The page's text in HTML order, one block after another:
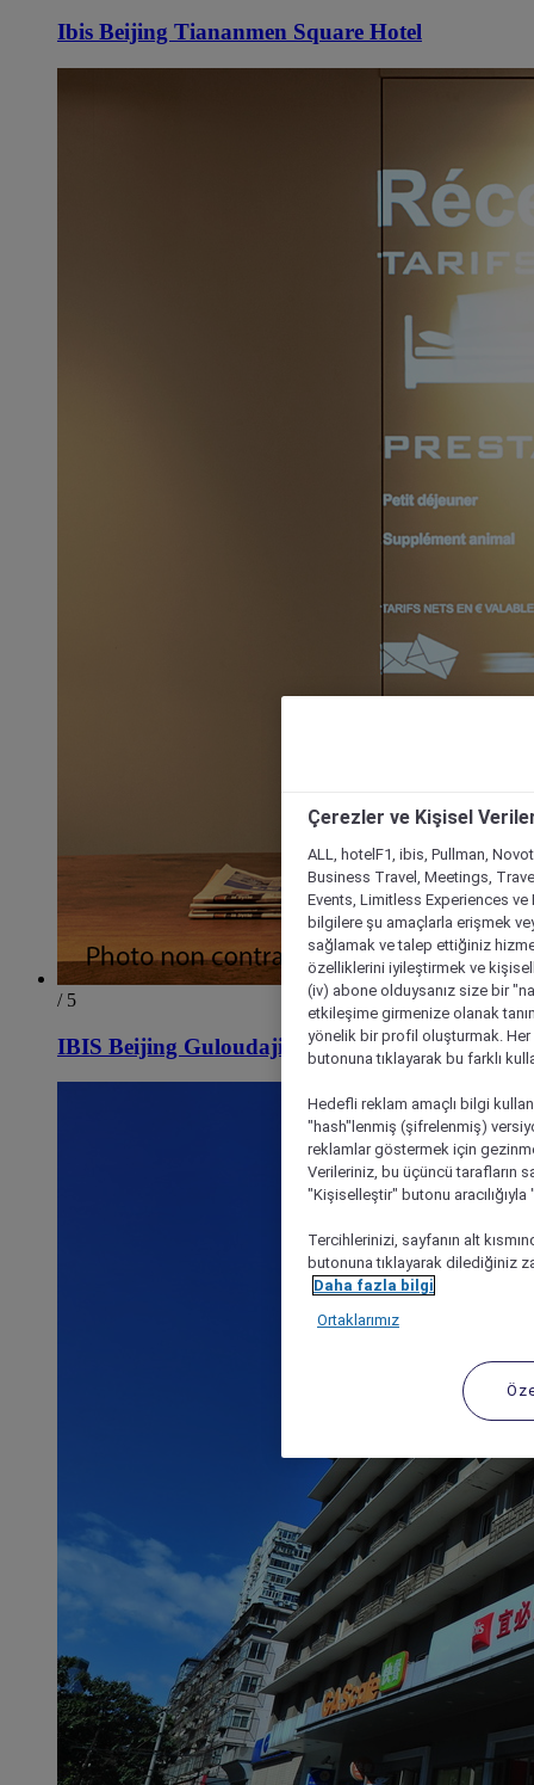
Ibis Beijing Tiananmen Square Hotel
/ 5
IBIS Beijing Guloudajie Metro Station Hotel
Çerezler ve Kişisel
ALL, hotelF1, ibis, Pullman,
Business Travel, Meetings,
Events, Limitless Experiences
bilgilere şu amaçlarla erişmek
sağlamak ve talep ettiğiniz
özelliklerini iyileştirmek ve
(iv) abone olduysanız size bir
etkileşime girmenize olanak
yönelik bir profil oluşturmak.
butonuna tıklayarak bu farklı
Hedefli reklam amaçlı bilgi
"hash"lenmiş (şifrelenmiş)
reklamlar göstermek için
Verileriniz, bu üçüncü tarafların
"Kişiselleştir" butonu
Tercihlerinizi, sayfanın alt
butonuna tıklayarak dilediğiniz
Daha fazla bilgi
Ortaklarımız